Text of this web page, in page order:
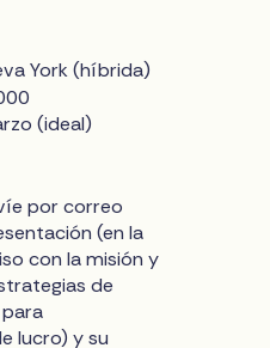
York (híbrida)
(ideal)
por correo
(en la
con la misión y
de
lucro) y su